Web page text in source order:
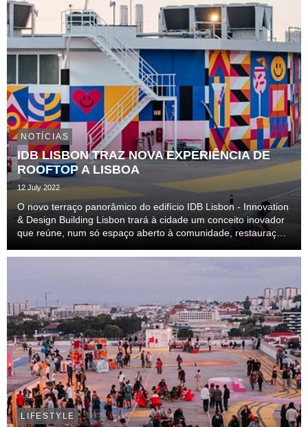
NOTÍCIAS
IDB LISBON TRAZ NOVA EXPERIÊNCIA DE
ROOFTOP A LISBOA
12 July 2022
O novo terraço panorâmico do edifício IDB Lisbon - Innovation
& Design Building Lisbon trará à cidade um conceito inovador
que reúne, num só espaço aberto à comunidade, restauração,
LIFESTYLE